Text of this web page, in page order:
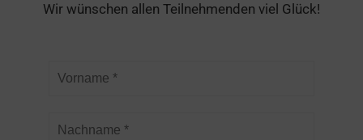
Wir wünschen allen Teilnehmenden viel Glück!